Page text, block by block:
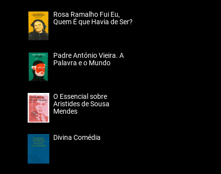
Rosa Ramalho Fui Eu,
Quem É que Havia de Ser?
Padre António Vieira. A
Palavra e o Mundo
O Essencial sobre
Aristides de Sousa
Mendes
Divina Comédia